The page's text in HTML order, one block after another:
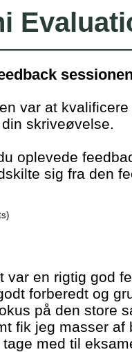
var at kvalificere
skriveøvelse.
oplevede
sig fra den
var en rigtig god
forberedt og
på den store
fik jeg masser af
med til